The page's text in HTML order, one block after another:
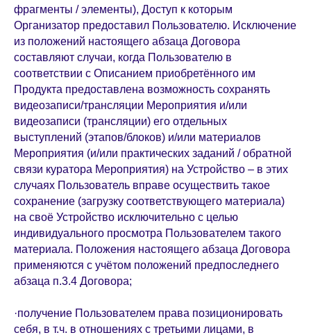
фрагменты / элементы), Доступ к которым
Организатор предоставил Пользователю. Исключение
из положений настоящего абзаца Договора
составляют случаи, когда Пользователю в
соответствии с Описанием приобретённого им
Продукта предоставлена возможность сохранять
видеозаписи/трансляции Мероприятия и/или
видеозаписи (трансляции) его отдельных
выступлений (этапов/блоков) и/или материалов
Мероприятия (и/или практических заданий / обратной
связи куратора Мероприятия) на Устройство – в этих
случаях Пользователь вправе осуществить такое
сохранение (загрузку соответствующего материала)
на своё Устройство исключительно с целью
индивидуального просмотра Пользователем такого
материала. Положения настоящего абзаца Договора
применяются с учётом положений предпоследнего
абзаца п.3.4 Договора;
·получение Пользователем права позиционировать
себя, в т.ч. в отношениях с третьими лицами, в